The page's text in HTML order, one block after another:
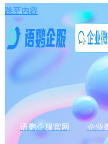
跳至内容
语鹦企服官网 企业